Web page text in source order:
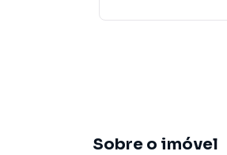
Sobre o imóvel